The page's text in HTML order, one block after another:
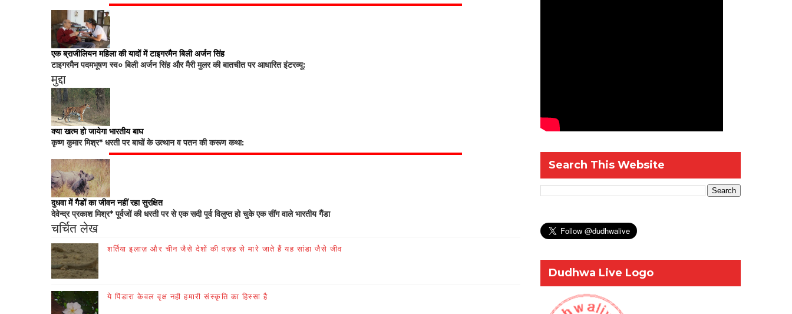
एक ब्राजीलियन महिला की यादों में टाइगरमैन बिली अर्जन सिंह
टाइगरमैन पदमभूषण स्व० बिली अर्जन सिंह और मैरी मुलर की बातचीत पर आधारित इंटरव्यू:
मुद्दा
क्या खत्म हो जायेगा भारतीय बाघ
कृष्ण कुमार मिश्र* धरती पर बाघों के उत्थान व पतन की करूण कथा:
दुधवा में गैडों का जीवन नहीं रहा सुरक्षित
देवेन्द्र प्रकाश मिश्र* पूर्वजों की धरती पर से एक सदी पूर्व विलुप्त हो चुके एक सींग वाले भारतीय गैंडा
चर्चित लेख
शर्तिया इलाज़ और चीन जैसे देशों की वज़ह से मारे जाते हैं यह सांडा जैसे जीव
ये पिंडारा केवल वृक्ष नही हमारी संस्कृति का हिस्सा है
Search This Website
Dudhwa Live Logo